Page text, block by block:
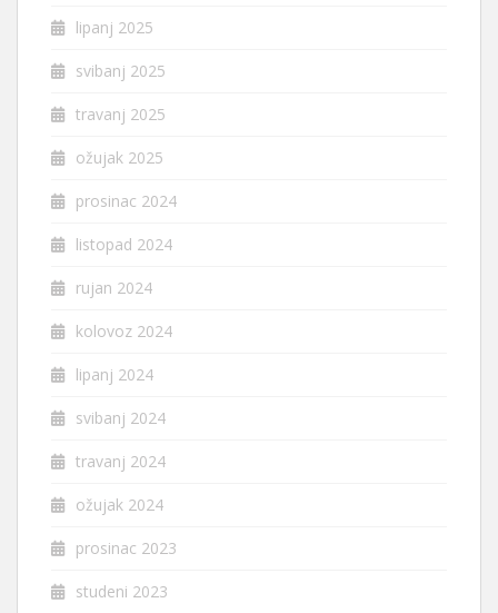
lipanj 2025
svibanj 2025
travanj 2025
ožujak 2025
prosinac 2024
listopad 2024
rujan 2024
kolovoz 2024
lipanj 2024
svibanj 2024
travanj 2024
ožujak 2024
prosinac 2023
studeni 2023